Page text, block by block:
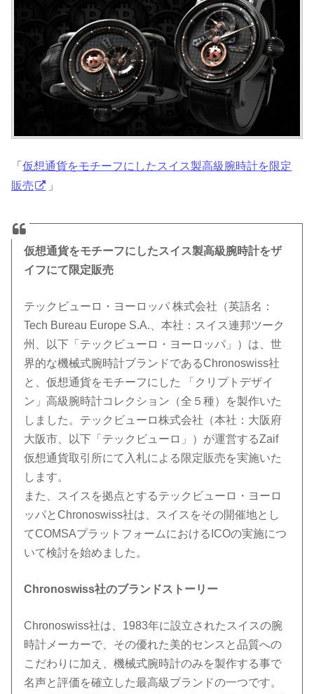
「仮想通貨をモチーフにしたスイス製高級腕時計を限定
販売
」
仮想通貨をモチーフにしたスイス製高級腕時計をザ
イフにて限定販売
テックビューロ・ヨーロッパ 株式会社（英語名：
Tech Bureau Europe S.A.、本社：スイス連邦ツーク
州、以下「テックビューロ・ヨーロッパ」）は、世
界的な機械式腕時計ブランドであるChronoswiss社
と、仮想通貨をモチーフにした 「クリプトデザイ
ン」高級腕時計コレクション（全５種）を製作いた
しました。テックビューロ株式会社（本社：大阪府
大阪市、以下「テックビューロ」）が運営するZaif
仮想通貨取引所にて入札による限定販売を実施いた
します。
また、スイスを拠点とするテックビューロ・ヨーロ
ッパとChronoswiss社は、スイスをその開催地とし
てCOMSAプラットフォームにおけるICOの実施につ
いて検討を始めました。
Chronoswiss社のブランドストーリー
Chronoswiss社は、1983年に設立されたスイスの腕
時計メーカーで、その優れた美的センスと品質への
こだわりに加え、機械式腕時計のみを製作する事で
名声と評価を確立した最高級ブランドの一つです。